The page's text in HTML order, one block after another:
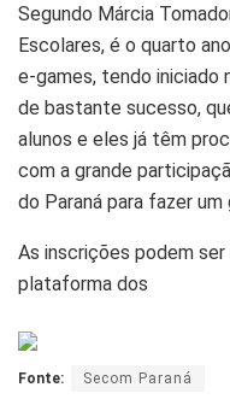
Segundo Márcia
Escolares, é o quarto
e-games, tendo iniciado
de bastante sucesso,
alunos e eles já têm
com a grande
do Paraná para fazer um
As inscrições podem ser
plataforma dos
Fonte: Secom Paraná